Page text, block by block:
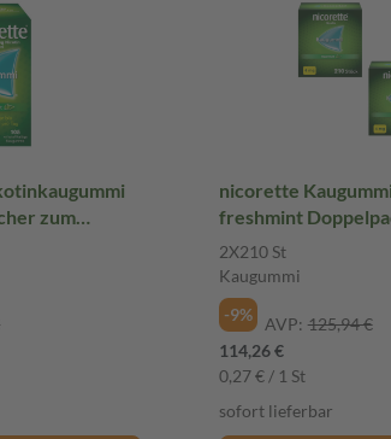
zum
nicorette
freshmint
Kaugummi
2X210 St
Kaugummi
-9%
AVP: 125,94 €
114,26 €
0,27 € / 1 St
sofort lieferbar